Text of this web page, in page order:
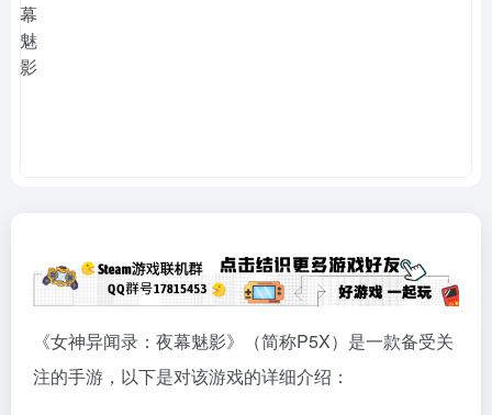
《女神异闻录：夜幕魅影》（简称P5X）是一款备受关
注的手游，以下是对该游戏的详细介绍：